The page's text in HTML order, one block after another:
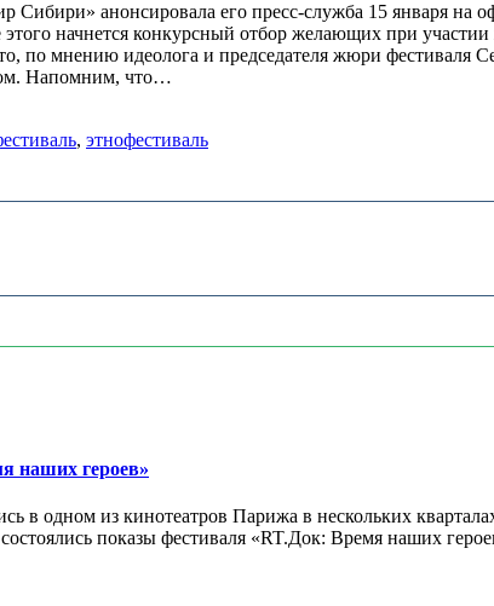
анонсировала его пресс-служба 15 января на
начнется конкурсный отбор желающих при
по мнению идеолога и председателя жюри фестиваля
Напомним, что…
, этнофестиваль
наших героев»
в одном из кинотеатров Парижа в нескольких
показы фестиваля «RT.Док: Время наших